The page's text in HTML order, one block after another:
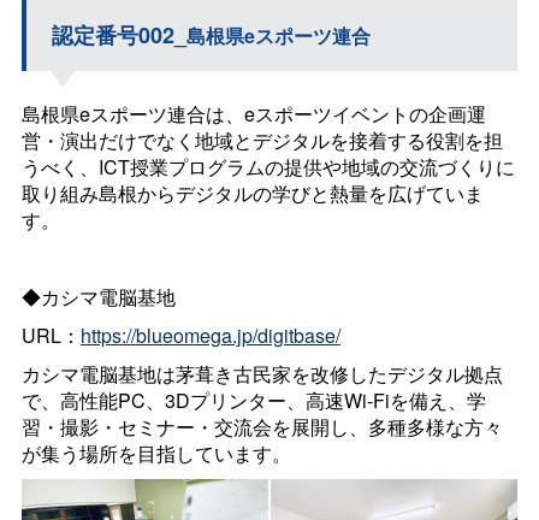
認定番号002_ 島根県eスポーツ連合
島根県eスポーツ連合は、eスポーツイベントの企画運
営・演出だけでなく地域とデジタルを接着する役割を担
うべく、ICT授業プログラムの提供や地域の交流づくりに
取り組み島根からデジタルの学びと熱量を広げていま
す。
◆カシマ電脳基地
URL： https://blueomega.jp/digitbase/
カシマ電脳基地は茅葺き古民家を改修したデジタル拠点
で、高性能PC、3Dプリンター、高速Wi-Fiを備え、学
習・撮影・セミナー・交流会を展開し、多種多様な方々
が集う場所を目指しています。